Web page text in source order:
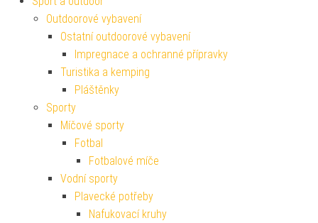
Outdoorové vybavení
Ostatní outdoorové vybavení
Impregnace a ochranné přípravky
Turistika a kemping
Pláštěnky
Sporty
Míčové sporty
Fotbal
Fotbalové míče
Vodní sporty
Plavecké potřeby
Nafukovací kruhy